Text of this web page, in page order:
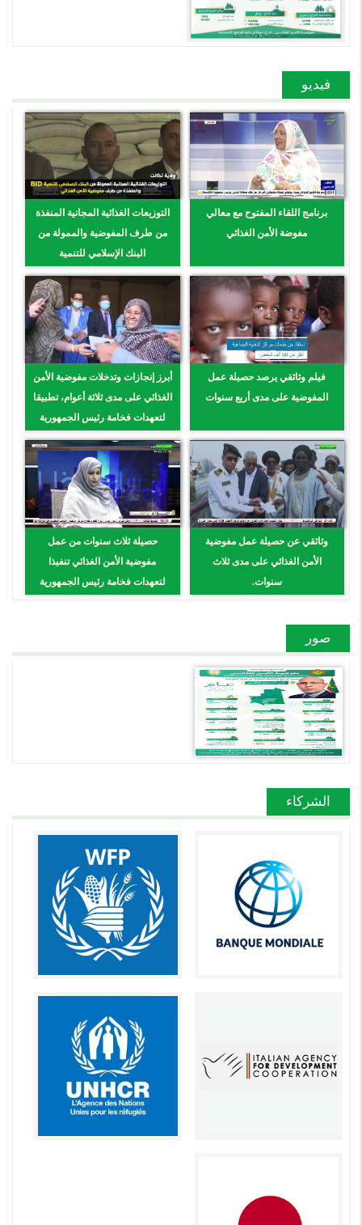
فيديو
برنامج اللقاء المفتوح مع معالي
مفوضة الأمن الغذائي
التوزيعات الغذائية المجانية المنفذة
من طرف المفوضية والممولة من
البنك الإسلامي للتنمية
فيلم وثائقي يرصد حصيلة عمل
المفوضية على مدى أربع سنوات
أبرز إنجازات وتدخلات مفوضية الأمن
الغذائي على مدى ثلاثة أعوام، تطبيقا
لتعهدات فخامة رئيس الجمهورية
السيد محمد ولد الشيخ الغزواني.
وثائقي عن حصيلة عمل مفوضية
الأمن الغذائي على مدى ثلاث
سنوات.
حصيلة ثلاث سنوات من عمل
مفوضية الأمن الغذائي تنفيذا
لتعهدات فخامة رئيس الجمهورية
صور
الشركاء